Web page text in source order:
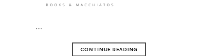
…
CONTINUE READING